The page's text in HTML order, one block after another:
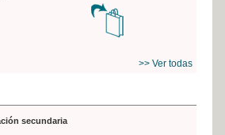
>> Ver todas
secundaria